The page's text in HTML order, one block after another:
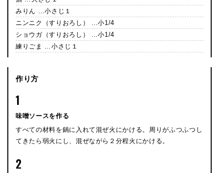
みりん …小さじ１
ニンニク（すりおろし） …小1/4
ショウガ（すりおろし） …小1/4
練りごま …小さじ１
作り方
1
味噌ソースを作る
すべての材料を鍋に入れて混ぜ火にかける。周りがふつふつし
てきたら弱火にし、混ぜながら２分程火にかける。
2